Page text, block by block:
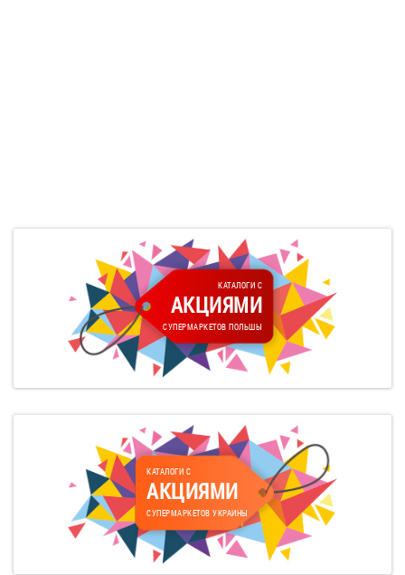
КАТАЛОГИ С
АКЦИЯМИ
СУПЕРМАРКЕТОВ ПОЛЬШЫ
КАТАЛОГИ С
АКЦИЯМИ
СУПЕРМАРКЕТОВ УКРАИНЫ